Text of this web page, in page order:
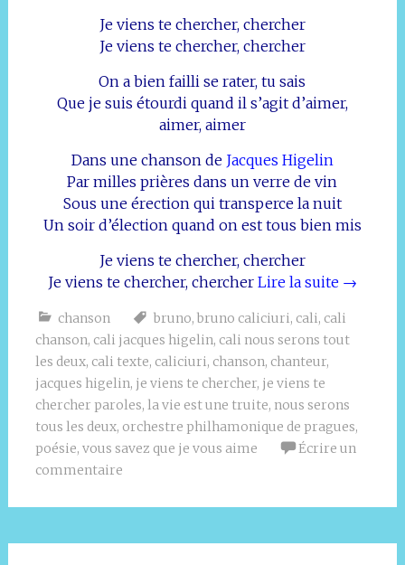
Je viens te chercher, chercher
Je viens te chercher, chercher
On a bien failli se rater, tu sais
Que je suis étourdi quand il s’agit d’aimer,
aimer, aimer
Dans une chanson de Jacques Higelin
Par milles prières dans un verre de vin
Sous une érection qui transperce la nuit
Un soir d’élection quand on est tous bien mis
Je viens te chercher, chercher
Je viens te chercher, chercher Lire la suite →
chanson bruno, bruno caliciuri, cali, cali
chanson, cali jacques higelin, cali nous serons tout
les deux, cali texte, caliciuri, chanson, chanteur,
jacques higelin, je viens te chercher, je viens te
chercher paroles, la vie est une truite, nous serons
tous les deux, orchestre philhamonique de pragues,
poésie, vous savez que je vous aime
Écrire un
commentaire